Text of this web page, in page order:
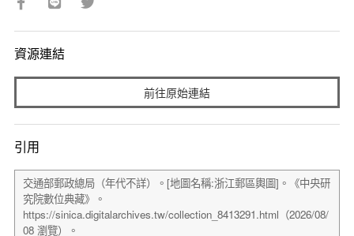
資源連結
前往原始連結
引用